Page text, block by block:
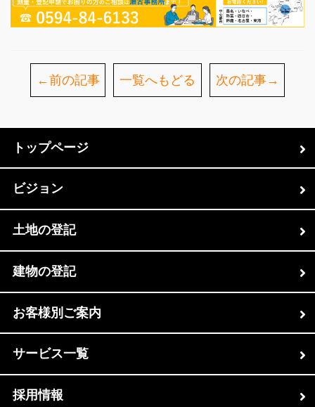
←前の記事 一覧へもどる 次の記事→
トップページ
ビジョン
土地の登記
建物の登記
お客様別ご案内
サービス一覧
採用情報